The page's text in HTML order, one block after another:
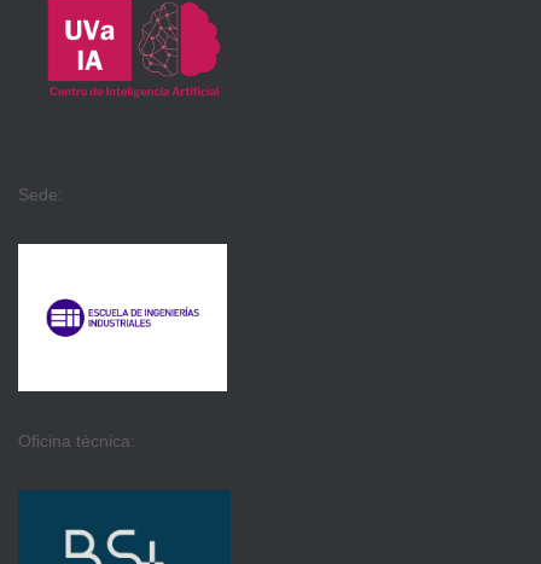
Sede:
Oficina técnica: